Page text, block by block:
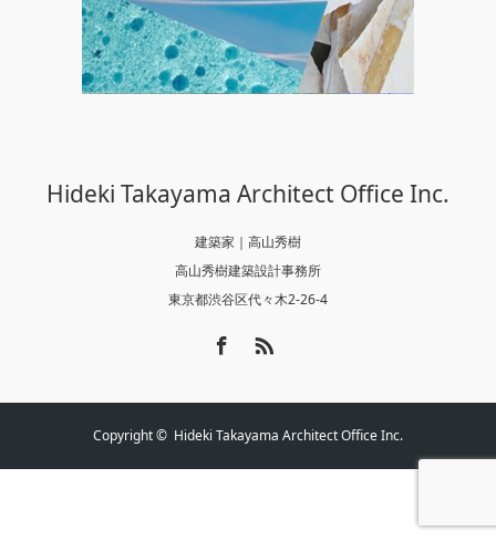
Hideki Takayama Architect Office Inc.
建築家｜高山秀樹
高山秀樹建築設計事務所
東京都渋谷区代々木2-26-4
Copyright © Hideki Takayama Architect Office Inc.